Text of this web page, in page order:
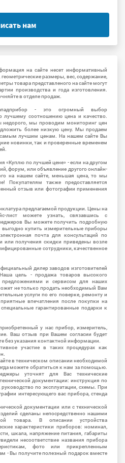
нам
на сайте несет информативный
размеры, вес, содержание,
товара представленого на сайте могут
производства и года изготовления.
в отделе продаж.
- это огромный выбор
лучшему соотношению цена и качество.
мы проводим мониторинг цен
более низкую цену. Мы продаем
лучшим ценам. На нашем сайте Вы
новинки, так и проверенные временем
«Куплю по лучшей цене» - если на другом
форум, или объявление другого онлайн-
на нашем сайте, меньшая цена, то мы
Покупателям также предоставляется
отзыв или фотографии применения
предлагаемой продукции. Цены на
лист можете узнать, связавшись с
Вы можете получить подробную
купить измерительные приборы
почта для консультаций по
или получения скидки приведены возле
сотрудники, качественное
дилер заводов изготовителей
цель - продажа товаров высокого
и сервисом для наших
не только продать необходимый Вам
услуги по его поверке, ремонту и
впечатления после покупки на
гарантированные подарки к
у нас прибор, измеритель,
Ваш отзыв при Вашем согласии будет
без указания контактной информации.
участие в таких процедурах как
в техническом описании необходимой
можете обратиться к нам за помощью.
уточнят для Вас технические
документации: инструкция по
по эксплуатации, схемы. При
интересующего вас прибора, стенда
документации или с технической
сделаны непосредственно нашими
товара. В описании устройства
характеристики приборов: номинал,
шкала, напряжение питания, габариты
несоответствие названия прибора
фото или прикрепленным
- Вы получите полезный подарок вместе